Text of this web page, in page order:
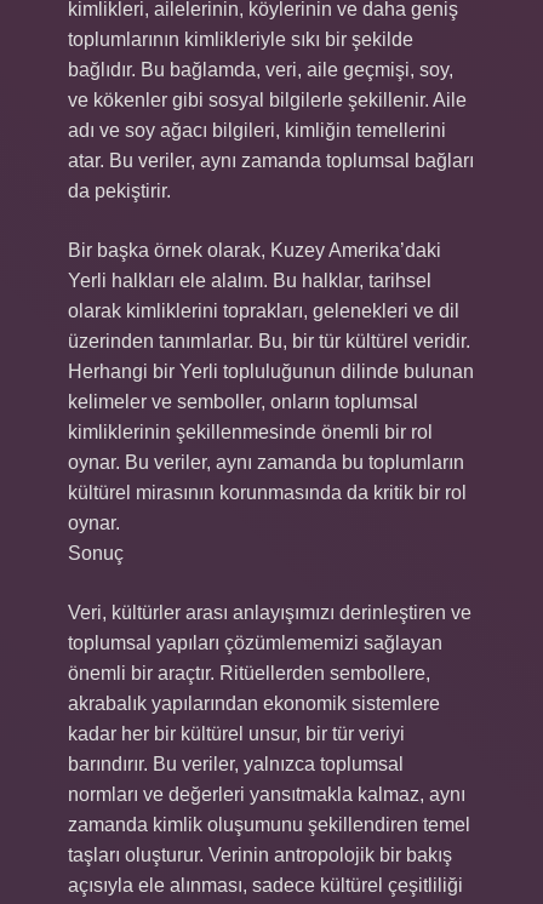
kimlikleri, ailelerinin, köylerinin ve daha geniş
toplumlarının kimlikleriyle sıkı bir şekilde
bağlıdır. Bu bağlamda, veri, aile geçmişi, soy,
ve kökenler gibi sosyal bilgilerle şekillenir. Aile
adı ve soy ağacı bilgileri, kimliğin temellerini
atar. Bu veriler, aynı zamanda toplumsal bağları
da pekiştirir.
Bir başka örnek olarak, Kuzey Amerika’daki
Yerli halkları ele alalım. Bu halklar, tarihsel
olarak kimliklerini toprakları, gelenekleri ve dil
üzerinden tanımlarlar. Bu, bir tür kültürel veridir.
Herhangi bir Yerli topluluğunun dilinde bulunan
kelimeler ve semboller, onların toplumsal
kimliklerinin şekillenmesinde önemli bir rol
oynar. Bu veriler, aynı zamanda bu toplumların
kültürel mirasının korunmasında da kritik bir rol
oynar.
Sonuç
Veri, kültürler arası anlayışımızı derinleştiren ve
toplumsal yapıları çözümlememizi sağlayan
önemli bir araçtır. Ritüellerden sembollere,
akrabalık yapılarından ekonomik sistemlere
kadar her bir kültürel unsur, bir tür veriyi
barındırır. Bu veriler, yalnızca toplumsal
normları ve değerleri yansıtmakla kalmaz, aynı
zamanda kimlik oluşumunu şekillendiren temel
taşları oluşturur. Verinin antropolojik bir bakış
açısıyla ele alınması, sadece kültürel çeşitliliği